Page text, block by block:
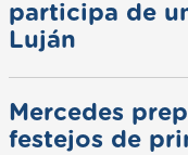
participa de
Luján
Mercedes
festejos de